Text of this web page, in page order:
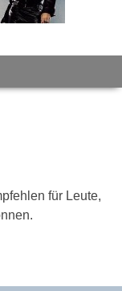
für Leute,